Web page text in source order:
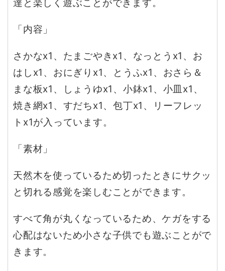
達と楽しく遊ぶことができます。
「内容」
さかなx1、たまごやきx1、なっとうx1、お
はしx1、おにぎりx1、とうふx1、おさら＆
まな板x1、しょうゆx1、小鉢x1、小皿x1、
焼き網x1、すだちx1、包丁x1、リーフレッ
トx1が入っています。
「素材」
天然木を使っているため切ったときにサクッ
と切れる感覚を楽しむことができます。
すべて角が丸くなっているため、ケガをする
心配はないため小さな子供でも遊ぶことがで
きます。